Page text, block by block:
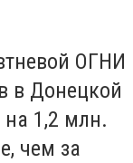
ОГНИ
в Донецкой
на 1,2 млн.
чем за